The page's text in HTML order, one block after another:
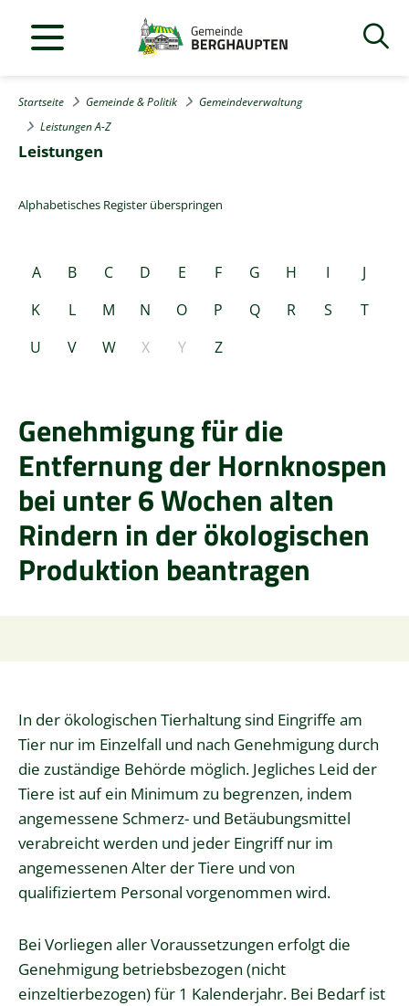
Startseite Gemeinde & Politik
Gemeindeverwaltung
Leistungen A-Z
Leistungen
Alphabetisches Register überspringen
A B C D E F G H I
J
K
L M N O P Q R S
T
U
V W X Y Z
Genehmigung für die
Entfernung der Hornknospen
bei unter 6 Wochen alten
Rindern in der ökologischen
Produktion beantragen
In der ökologischen Tierhaltung sind Eingriffe am
Tier nur im Einzelfall und nach Genehmigung durch
die zuständige Behörde möglich. Jegliches Leid der
Tiere ist auf ein Minimum zu begrenzen, indem
angemessene Schmerz- und Betäubungsmittel
verabreicht werden und jeder Eingriff nur im
angemessenen Alter der Tiere und von
qualifiziertem Personal vorgenommen wird.
Bei Vorliegen aller Voraussetzungen erfolgt die
Genehmigung betriebsbezogen (nicht
einzeltierbezogen) für 1 Kalenderjahr. Bei Bedarf ist